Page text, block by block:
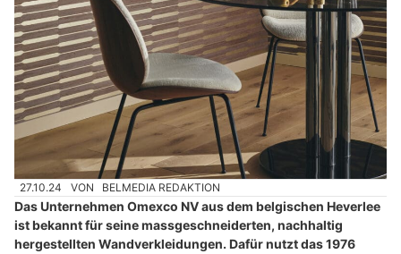
27.10.24 VON BELMEDIA REDAKTION
Das Unternehmen Omexco NV aus dem belgischen Heverlee
ist bekannt für seine massgeschneiderten, nachhaltig
hergestellten Wandverkleidungen. Dafür nutzt das 1976